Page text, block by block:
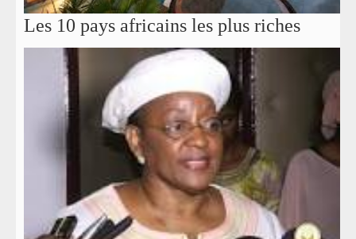
Les 10 pays africains les plus riches